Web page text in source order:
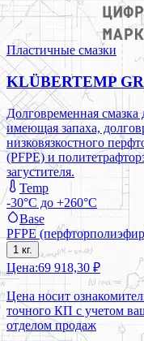
Пластичные смазки
KLÜBERTEMP
Долговременная смазка
имеющая запаха,
низковязкостного
(PFPE) и
загустителя.
Temp
-30°C до +260°C
Base
PFPE
1 кг.
Цена:69 918,30 ₽
Цена носит
точного КП с учетом
отделом продаж